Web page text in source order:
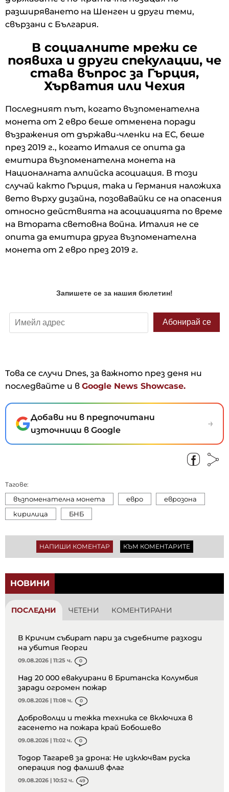
разширяването на Шенген и други теми,
свързани с България.
В социалните мрежи се
появиха и други спекулации, че
става въпрос за Гърция,
Хърватия или Чехия
Последният път, когато възпоменателна
монета от 2 евро беше отменена поради
възражения от държави-членки на ЕС, беше
през 2019 г., когато Италия се опита да
емитира възпоменателна монета на
Националната алпийска асоциация. В този
случай както Гърция, така и Германия наложиха
вето върху дизайна, позовавайки се на опасения
относно действията на асоциацията по време
на Втората световна война. Италия не се
опита да емитира друга възпоменателна
монета от 2 евро през 2019 г.
Това се случи Dnes, за важното през деня ни
последвайте и в Google News Showcase.
Добави ни в предпочитани
източници в Google
→
Тагове:
възпоменателна монета евро
еврозона
кирилица
БНБ
НАПИШИ КОМЕНТАР КЪМ КОМЕНТАРИТЕ
НОВИНИ
ПОСЛЕДНИ ЧЕТЕНИ КОМЕНТИРАНИ
В Кричим събират пари за съдебните разходи
на убития Георги
09.08.2026 | 11:25 ч. 0
Над 20 000 евакуирани в Британска Колумбия
заради огромен пожар
09.08.2026 | 11:08 ч. 0
Доброволци и тежка техника се включиха в
гасенето на пожара край Бобошево
09.08.2026 | 11:02 ч. 0
Тодор Тагарев за дрона: Не изключвам руска
операция под фалшив флаг
09.08.2026 | 10:52 ч. 49